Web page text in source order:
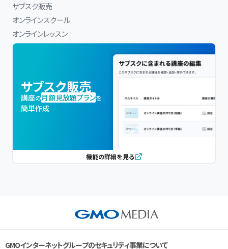
サブスク販売
オンラインスクール
オンラインレッスン
サブスク販売
講座の月額見放題プランを
簡単作成
機能の詳細を見る
GMOインターネットグループのセキュリティ事業について